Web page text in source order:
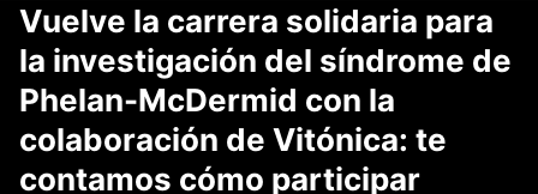
Vuelve la carrera solidaria para
la investigación del síndrome de
Phelan-McDermid con la
colaboración de Vitónica: te
contamos cómo participar